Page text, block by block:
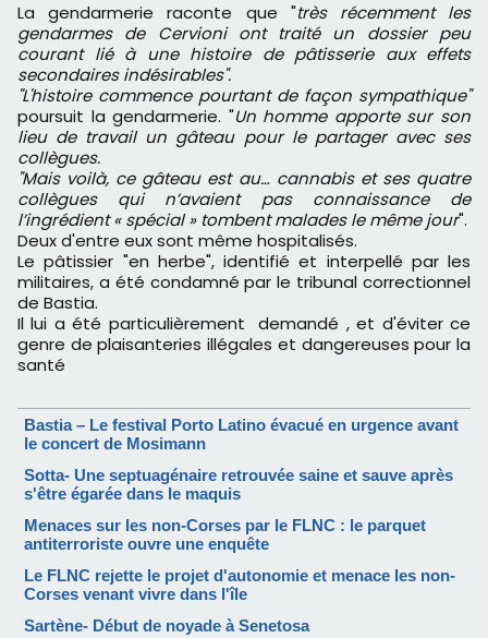
La gendarmerie raconte que "très récemment les
gendarmes de Cervioni ont traité un dossier peu
courant lié à une histoire de pâtisserie aux effets
secondaires indésirables".
"L'histoire commence pourtant de façon sympathique"
poursuit la gendarmerie. "Un homme apporte sur son
lieu de travail un gâteau pour le partager avec ses
collègues.
"Mais voilà, ce gâteau est au… cannabis et ses quatre
collègues qui n’avaient pas connaissance de
l’ingrédient « spécial » tombent malades le même jour".
Deux d'entre eux sont même hospitalisés.
Le pâtissier "en herbe", identifié et interpellé par les
militaires, a été condamné par le tribunal correctionnel
de Bastia.
Il lui a été particulièrement demandé , et d'éviter ce
genre de plaisanteries illégales et dangereuses pour la
santé
Bastia – Le festival Porto Latino évacué en urgence avant
le concert de Mosimann
Sotta- Une septuagénaire retrouvée saine et sauve après
s'être égarée dans le maquis
Menaces sur les non-Corses par le FLNC : le parquet
antiterroriste ouvre une enquête
Le FLNC rejette le projet d'autonomie et menace les non-
Corses venant vivre dans l'île
Sartène- Début de noyade à Senetosa